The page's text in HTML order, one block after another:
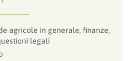
agricole in generale, finanze,
legali